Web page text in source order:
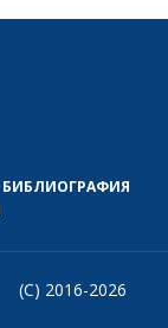
БИБЛИОГРАФИЯ
(C) 2016-2026